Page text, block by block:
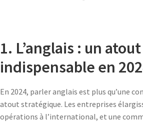
1. L’anglais : un atout
indispensable en
En 2024, parler anglais est plus qu’une
atout stratégique. Les entreprises
opérations à l’international, et une